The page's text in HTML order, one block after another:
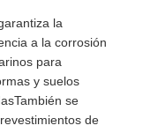
la
a la corrosión
para
y suelos
se
de